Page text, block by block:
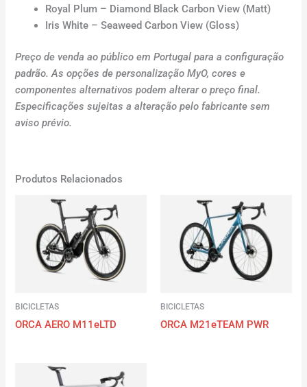
Royal Plum – Diamond Black Carbon View (Matt)
Iris White – Seaweed Carbon View (Gloss)
Preço de venda ao público em Portugal para a configuração
padrão. As opções de personalização MyO, cores e
componentes alternativos podem alterar o preço final.
Especificações sujeitas a alteração pelo fabricante sem
aviso prévio.
Produtos Relacionados
BICICLETAS
ORCA AERO M11eLTD
BICICLETAS
ORCA M21eTEAM PWR